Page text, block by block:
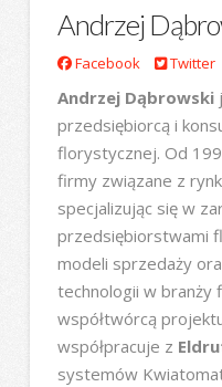
Andrzej
Facebook Twitter
Andrzej Dąbrowski
przedsiębiorcą i
florystycznej. Od
firmy związane z
specjalizując się w
przedsiębiorstwami
modeli sprzedaży
technologii w branży
współtwórcą
współpracuje z
systemów